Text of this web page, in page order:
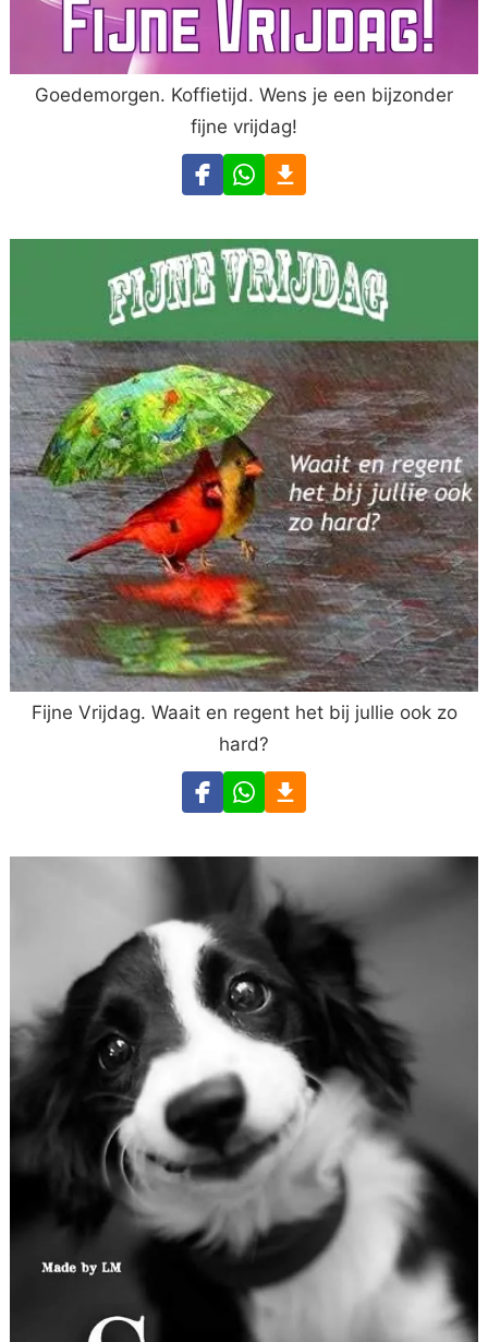
Goedemorgen. Koffietijd. Wens je een bijzonder
fijne vrijdag!
Fijne Vrijdag. Waait en regent het bij jullie ook zo
hard?